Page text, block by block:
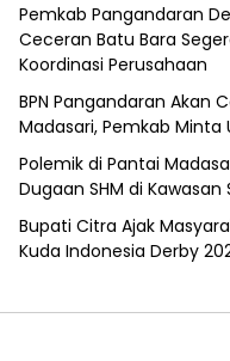
Pemkab Pangandaran
Ceceran Batu Bara
Koordinasi Perusahaan
BPN Pangandaran Akan
Madasari, Pemkab
Polemik di Pantai
Dugaan SHM di
Bupati Citra Ajak
Kuda Indonesia Derby